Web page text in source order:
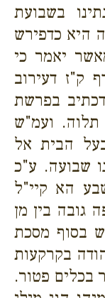
בשבועת
היא כדפירש
יאמר כי
ק"ז דעירוב
בפרשת
ועמ"ש
הבית אל
שבועה. ע"כ
הא קיי"ל
גובה בין מן
בסוף מסכת
בקרקעות
בכלים פטור.